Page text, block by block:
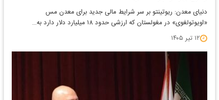
دنیای معدن: ریوتینتو بر سر شرایط مالی جدید برای معدن مس
«اویوتولغوی» در مغولستان که ارزشی حدود ۱۸ میلیارد دلار دارد به…
۱۲ تیر ۱۴۰۵